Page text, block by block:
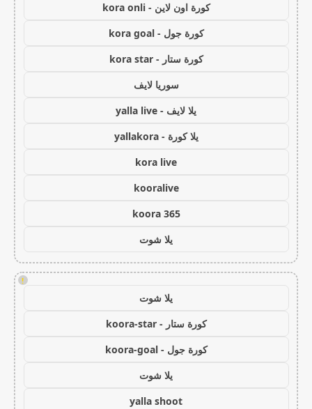
كورة اون لاين - kora onli
كورة جول - kora goal
كورة ستار - kora star
سوريا لايف
يلا لايف - yalla live
يلا كورة - yallakora
kora live
kooralive
koora 365
يلا شوت
!
يلا شوت
كورة ستار - koora-star
كورة جول - koora-goal
يلا شوت
yalla shoot